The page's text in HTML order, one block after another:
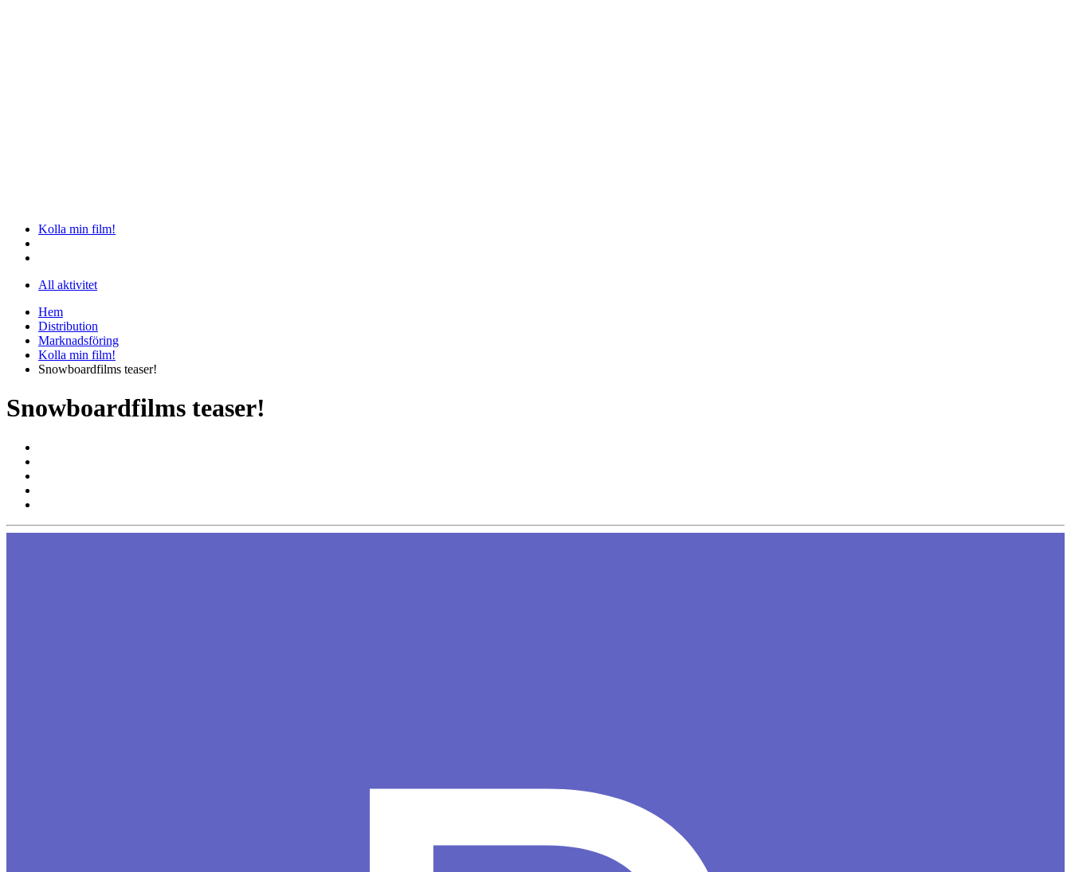
Kolla min film!
All aktivitet
Hem
Distribution
Marknadsföring
Kolla min film!
Snowboardfilms teaser!
Snowboardfilms teaser!